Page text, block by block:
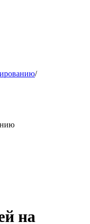
/
на